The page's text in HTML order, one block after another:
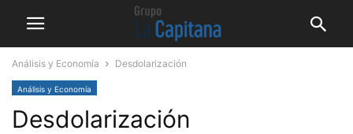
Análisis y Economía Desdolarización
Análisis y Economía
Desdolarización